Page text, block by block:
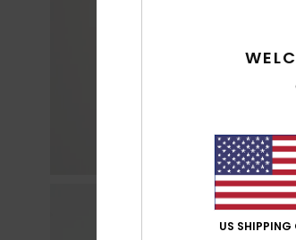
US SHIPPING